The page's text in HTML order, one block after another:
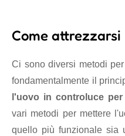
Come attrezzarsi
Ci sono diversi metodi
fondamentalmente il
l'uovo in controluce
vari metodi per mettere
quello più funzionale sia